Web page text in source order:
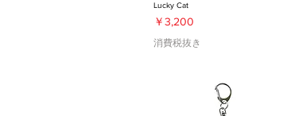
Lucky Cat
価格
￥3,200
消費税抜き